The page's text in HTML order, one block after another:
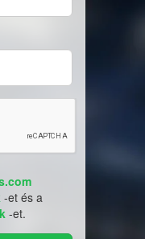
-et és a
-et.